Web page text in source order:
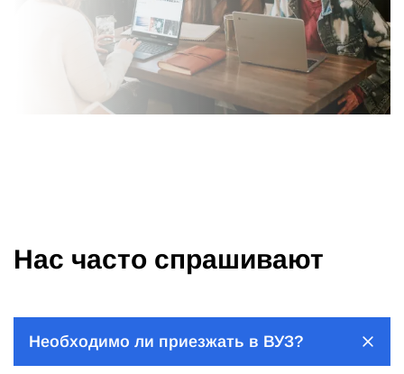
Нас часто спрашивают
Необходимо ли приезжать в ВУЗ?